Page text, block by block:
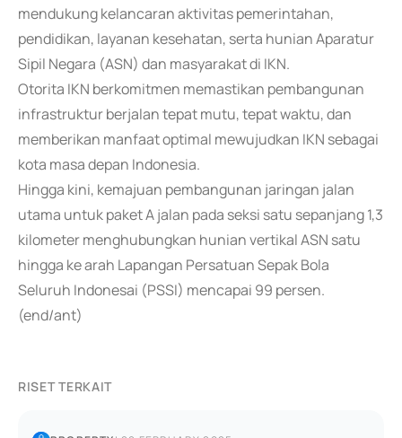
mendukung kelancaran aktivitas pemerintahan,
pendidikan, layanan kesehatan, serta hunian Aparatur
Sipil Negara (ASN) dan masyarakat di IKN.
Otorita IKN berkomitmen memastikan pembangunan
infrastruktur berjalan tepat mutu, tepat waktu, dan
memberikan manfaat optimal mewujudkan IKN sebagai
kota masa depan Indonesia.
Hingga kini, kemajuan pembangunan jaringan jalan
utama untuk paket A jalan pada seksi satu sepanjang 1,3
kilometer menghubungkan hunian vertikal ASN satu
hingga ke arah Lapangan Persatuan Sepak Bola
Seluruh Indonesai (PSSI) mencapai 99 persen.
(end/ant)
RISET TERKAIT